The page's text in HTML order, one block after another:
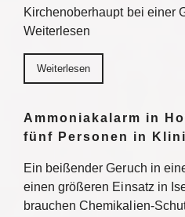
Kirchenoberhaupt bei einer
Weiterlesen
Weiterlesen
Ammoniakalarm in
fünf Personen in
Ein beißender Geruch in
einen größeren Einsatz in
brauchen Chemikalien-